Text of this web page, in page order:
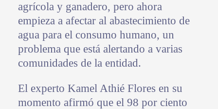
agrícola y ganadero, pero ahora
empieza a afectar al abastecimiento de
agua para el consumo humano, un
problema que está alertando a varias
comunidades de la entidad.
El experto Kamel Athié Flores en su
momento afirmó que el 98 por ciento